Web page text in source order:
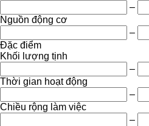
–
Nguồn động cơ
–
Đặc điểm
Khối lượng tịnh
–
Thời gian hoạt động
–
Chiều rộng làm việc
–